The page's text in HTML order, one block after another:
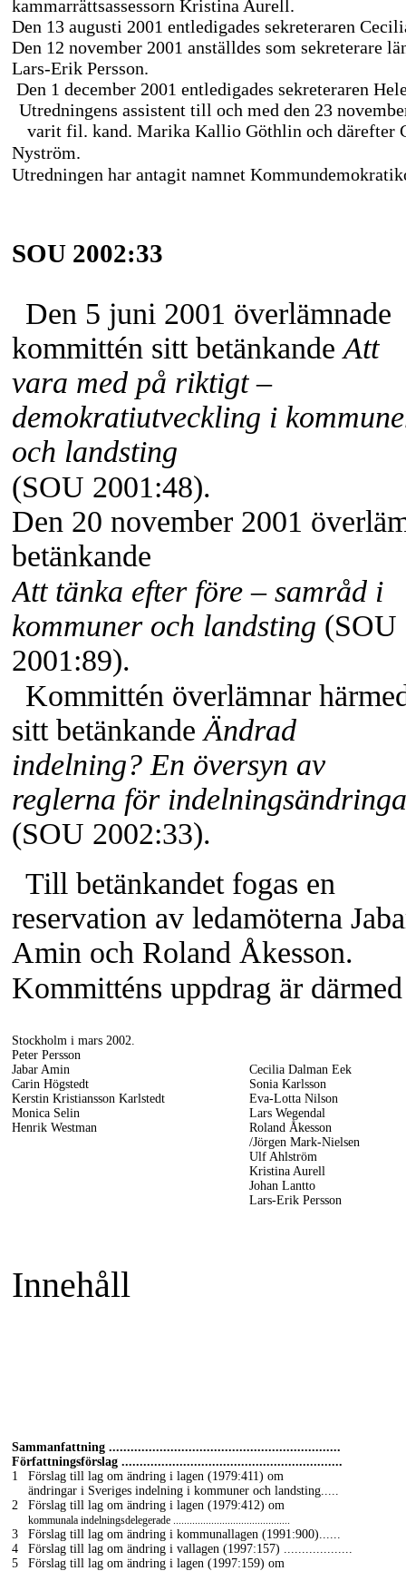
kammarrättsassessorn Kristina Aurell.
Den 13 augusti 2001 entledigades sekreteraren
Den 12 november 2001 anställdes som sekreterare
Lars-Erik Persson.
Den 1 december 2001 entledigades sekreteraren
Utredningens assistent till och med den 23
varit fil. kand. Marika Kallio Göthlin och därefter
Nyström.
Utredningen har antagit namnet
SOU 2002:33
Den 5 juni 2001 överlämnade
kommittén sitt betänkandeAtt
vara med på riktigt –
demokratiutveckling i
och landsting
(SOU 2001:48).
Den 20 november 2001
betänkande
Att tänka efter före – samråd i
kommuner och landsting (SOU
2001:89).
Kommittén överlämnar
sitt betänkandeÄndrad
indelning? En översyn av
reglerna för
(SOU 2002:33).
Till betänkandet fogas en
reservation av ledamöterna
Amin och Roland Åkesson.
Kommitténs uppdrag är
Stockholm i mars 2002.
Peter Persson
Jabar Amin
Cecilia Dalman Eek
Carin Högstedt
Sonia Karlsson
Kerstin Kristiansson Karlstedt
Eva-Lotta Nilson
Monica Selin
Lars Wegendal
Henrik Westman
Roland Åkesson
/Jörgen Mark-Nielsen
Ulf Ahlström
Kristina Aurell
Johan Lantto
Lars-Erik Persson
Innehåll
Sammanfattning ................................................................
Författningsförslag .............................................................
1
Förslag till lag om ändring i lagen (1979:411) om
ändringar i Sveriges indelning i kommuner och landsting.....
2
Förslag till lag om ändring i lagen (1979:412) om
kommunala indelningsdelegerade ...........................................
3
Förslag till lag om ändring i kommunallagen (1991:900)......
4
Förslag till lag om ändring i vallagen (1997:157) ...................
5
Förslag till lag om ändring i lagen (1997:159) om